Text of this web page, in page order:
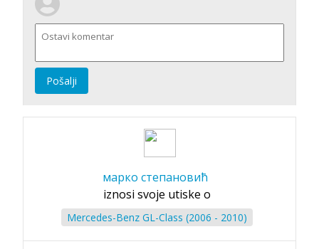
Pošalji
марко степановић
iznosi svoje utiske o
Mercedes-Benz GL-Class (2006 - 2010)